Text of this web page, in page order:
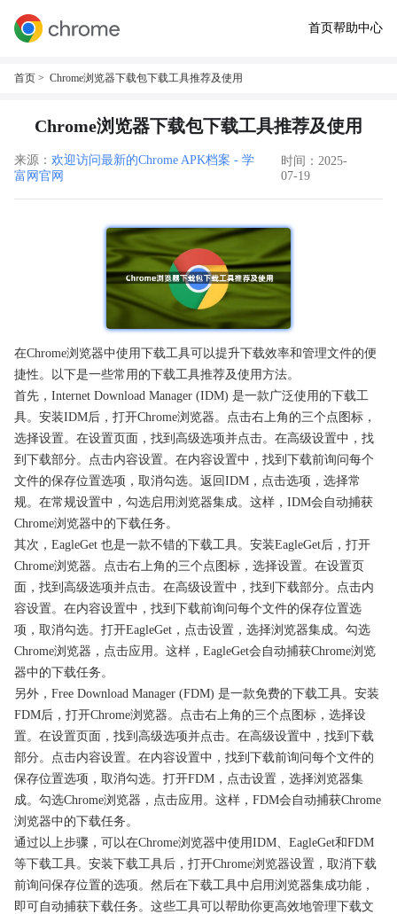
首页帮助中心
首页 > Chrome浏览器下载包下载工具推荐及使用
Chrome浏览器下载包下载工具推荐及使用
来源： 欢迎访问最新的Chrome APK档案 - 学
富网官网
时间：2025-
07-19
在Chrome浏览器中使用下载工具可以提升下载效率和管理文件的便
捷性。以下是一些常用的下载工具推荐及使用方法。
首先，Internet Download Manager (IDM) 是一款广泛使用的下载工
具。安装IDM后，打开Chrome浏览器。点击右上角的三个点图标，
选择设置。在设置页面，找到高级选项并点击。在高级设置中，找
到下载部分。点击内容设置。在内容设置中，找到下载前询问每个
文件的保存位置选项，取消勾选。返回IDM，点击选项，选择常
规。在常规设置中，勾选启用浏览器集成。这样，IDM会自动捕获
Chrome浏览器中的下载任务。
其次，EagleGet 也是一款不错的下载工具。安装EagleGet后，打开
Chrome浏览器。点击右上角的三个点图标，选择设置。在设置页
面，找到高级选项并点击。在高级设置中，找到下载部分。点击内
容设置。在内容设置中，找到下载前询问每个文件的保存位置选
项，取消勾选。打开EagleGet，点击设置，选择浏览器集成。勾选
Chrome浏览器，点击应用。这样，EagleGet会自动捕获Chrome浏览
器中的下载任务。
另外，Free Download Manager (FDM) 是一款免费的下载工具。安装
FDM后，打开Chrome浏览器。点击右上角的三个点图标，选择设
置。在设置页面，找到高级选项并点击。在高级设置中，找到下载
部分。点击内容设置。在内容设置中，找到下载前询问每个文件的
保存位置选项，取消勾选。打开FDM，点击设置，选择浏览器集
成。勾选Chrome浏览器，点击应用。这样，FDM会自动捕获Chrome
浏览器中的下载任务。
通过以上步骤，可以在Chrome浏览器中使用IDM、EagleGet和FDM
等下载工具。安装下载工具后，打开Chrome浏览器设置，取消下载
前询问保存位置的选项。然后在下载工具中启用浏览器集成功能，
即可自动捕获下载任务。这些工具可以帮助你更高效地管理下载文